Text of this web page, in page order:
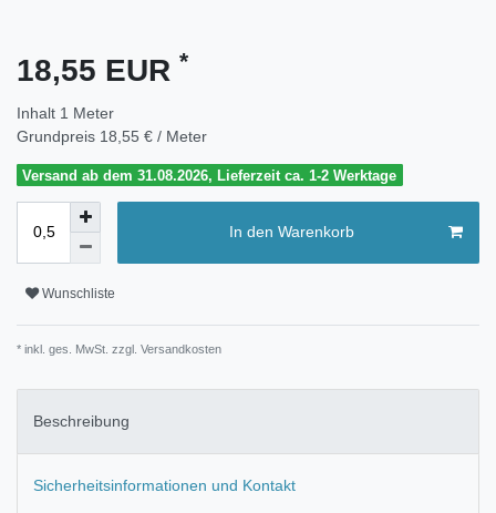
18,55 EUR *
Inhalt 1 Meter
Grundpreis 18,55 € / Meter
Versand ab dem 31.08.2026, Lieferzeit ca. 1-2 Werktage
In den Warenkorb
Wunschliste
* inkl. ges. MwSt. zzgl. Versandkosten
Beschreibung
Sicherheitsinformationen und Kontakt